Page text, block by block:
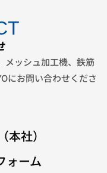
メッシュ加工機、鉄筋
にお問い合わせくださ
本社）
ォーム